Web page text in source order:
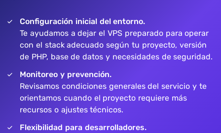
Configuración inicial del entorno.
Te ayudamos a dejar el VPS preparado para operar
con el stack adecuado según tu proyecto, versión
de PHP, base de datos y necesidades de seguridad.
Monitoreo y prevención.
Revisamos condiciones generales del servicio y te
orientamos cuando el proyecto requiere más
recursos o ajustes técnicos.
Flexibilidad para desarrolladores.